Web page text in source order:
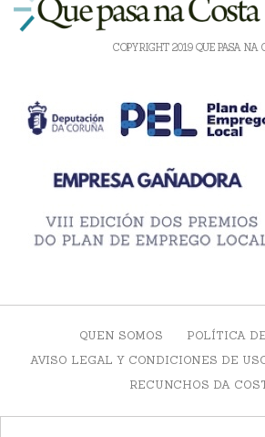
COPYRIGHT 2019 QUE PASA NA
QUEN SOMOS
POLÍTICA
AVISO LEGAL Y CONDICIONES DE
RECUNCHOS DA